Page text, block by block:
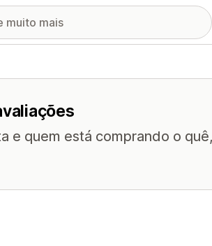
e quem está comprando o